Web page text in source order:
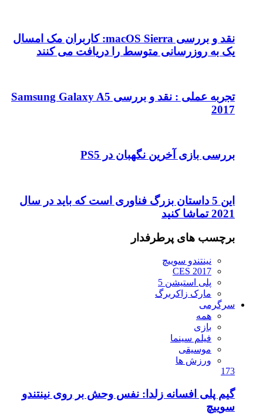
نقد و بررسی macOS Sierra: کاربران مک امسال
یک به روزرسانی متوسط را دریافت می کنند
تجربه عملی : نقد و بررسی Samsung Galaxy A5
2017
بررسی بازی آخرین نگهبان در PS5
این 5 داستان بزرگ فناوری است که باید در سال
2021 تماشا کنید
برچسب های پرطرفدار
نینتندو سوییچ
CES 2017
پلی استیشن 5
مارک زاکربرگ
سرگرمی
همه
بازی
فیلم سینما
موسیقی
ورزش ها
173
گیم پلی افسانه زلدا: نفس وحش بر روی نینتندو
سوییچ